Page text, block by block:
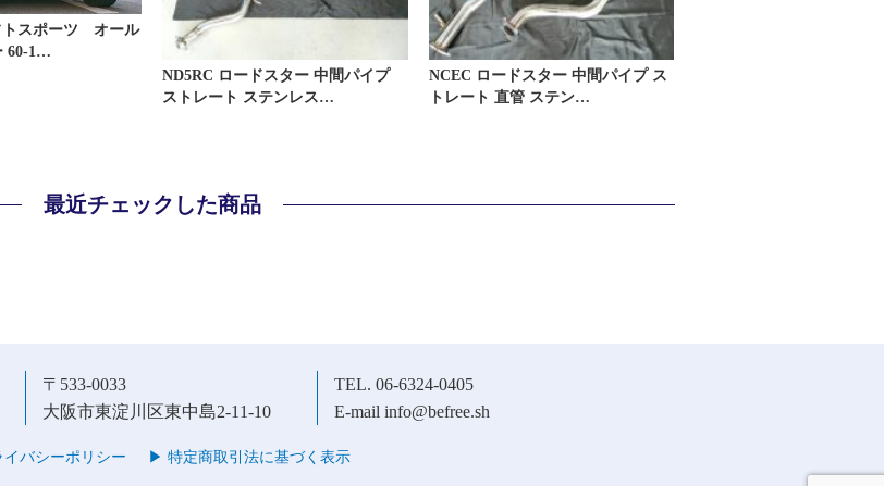
スポーツ オール
60-1…
ND5RC ロードスター 中間パイプ
ストレート ステンレス…
NCEC ロードスター 中間パイプ ス
トレート 直管 ステン…
最近チェックした商品
〒533-0033
大阪市東淀川区東中島2-11-10
TEL. 06-6324-0405
E-mail info@befree.sh
バシーポリシー ▶︎ 特定商取引法に基づく表示